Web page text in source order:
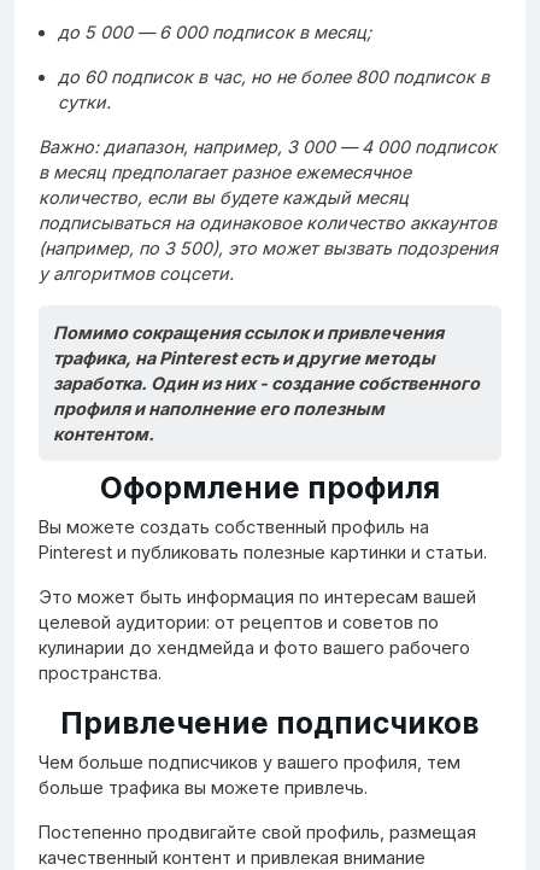
до 5 000 — 6 000 подписок в месяц;
до 60 подписок в час, но не более 800 подписок в
сутки.
Важно: диапазон, например, 3 000 — 4 000 подписок
в месяц предполагает разное ежемесячное
количество, если вы будете каждый месяц
подписываться на одинаковое количество аккаунтов
(например, по 3 500), это может вызвать подозрения
у алгоритмов соцсети.
Помимо сокращения ссылок и привлечения
трафика, на Pinterest есть и другие методы
заработка. Один из них - создание собственного
профиля и наполнение его полезным
контентом.
Оформление профиля
Вы можете создать собственный профиль на
Pinterest и публиковать полезные картинки и статьи.
Это может быть информация по интересам вашей
целевой аудитории: от рецептов и советов по
кулинарии до хендмейда и фото вашего рабочего
пространства.
Привлечение подписчиков
Чем больше подписчиков у вашего профиля, тем
больше трафика вы можете привлечь.
Постепенно продвигайте свой профиль, размещая
качественный контент и привлекая внимание